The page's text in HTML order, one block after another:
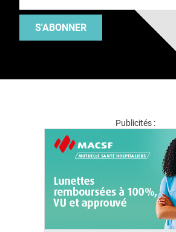
S'ABONNER
Publicités :